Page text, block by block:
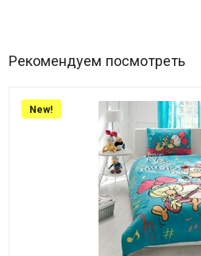
Рекомендуем посмотреть
New!